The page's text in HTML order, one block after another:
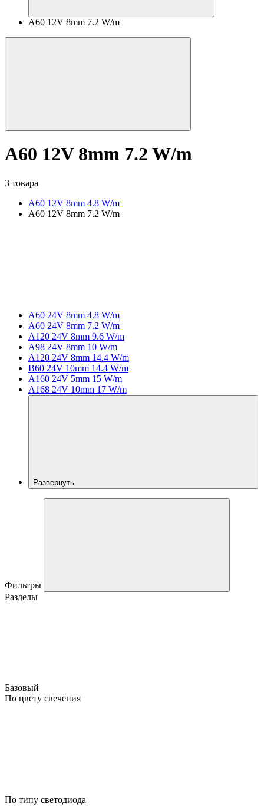
A60 12V 8mm 7.2 W/m
A60 12V 8mm 7.2 W/m
3 товара
A60 12V 8mm 4.8 W/m
A60 12V 8mm 7.2 W/m
A60 24V 8mm 4.8 W/m
A60 24V 8mm 7.2 W/m
A120 24V 8mm 9.6 W/m
A98 24V 8mm 10 W/m
A120 24V 8mm 14.4 W/m
B60 24V 10mm 14.4 W/m
A160 24V 5mm 15 W/m
A168 24V 10mm 17 W/m
Развернуть
Фильтры
Разделы
Базовый
По цвету свечения
По типу светодиода